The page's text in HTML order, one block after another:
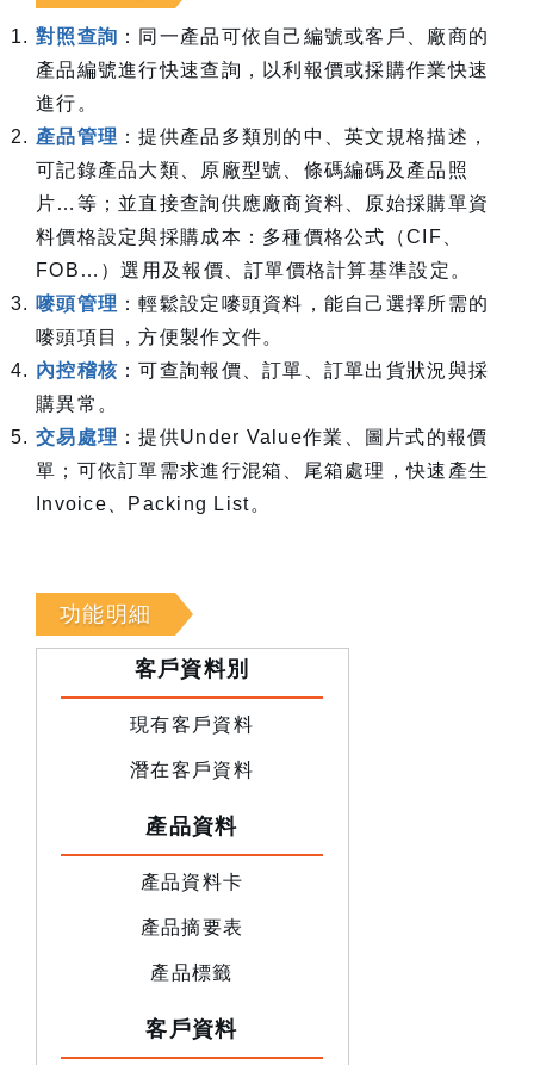
對照查詢 ：同一產品可依自己編號或客戶、廠商的
產品編號進行快速查詢，以利報價或採購作業快速
進行。
產品管理 ：提供產品多類別的中、英文規格描述，
可記錄產品大類、原廠型號、條碼編碼及產品照
片…等；並直接查詢供應廠商資料、原始採購單資
料價格設定與採購成本：多種價格公式（CIF、
FOB…）選用及報價、訂單價格計算基準設定。
嘜頭管理 ：輕鬆設定嘜頭資料，能自己選擇所需的
嘜頭項目，方便製作文件。
內控稽核 ：可查詢報價、訂單、訂單出貨狀況與採
購異常。
交易處理 ：提供Under Value作業、圖片式的報價
單；可依訂單需求進行混箱、尾箱處理，快速產生
Invoice、Packing List。
功能明細
客戶資料別
現有客戶資料
潛在客戶資料
產品資料
產品資料卡
產品摘要表
產品標籤
客戶資料